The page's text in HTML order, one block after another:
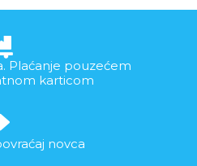
Plaćanje pouzećem
karticom
novca